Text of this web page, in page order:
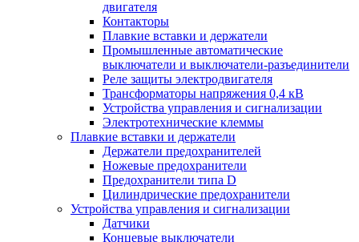
двигателя
Контакторы
Плавкие вставки и держатели
Промышленные автоматические
выключатели и выключатели-разъединители
Реле защиты электродвигателя
Трансформаторы напряжения 0,4 кВ
Устройства управления и сигнализации
Электротехнические клеммы
Плавкие вставки и держатели
Держатели предохранителей
Ножевые предохранители
Предохранители типа D
Цилиндрические предохранители
Устройства управления и сигнализации
Датчики
Концевые выключатели